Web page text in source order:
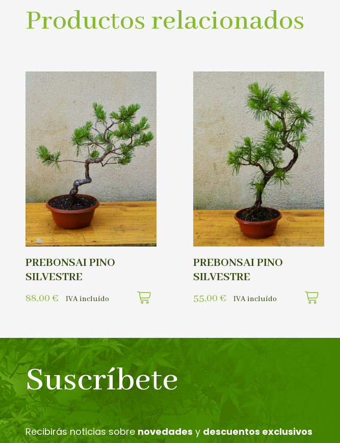
Productos relacionados
PREBONSAI PINO
SILVESTRE
88,00 € IVA incluído
PREBONSAI PINO
SILVESTRE
55,00 € IVA incluído
Suscríbete
Recibirás noticias sobre novedades y descuentos exclusivos